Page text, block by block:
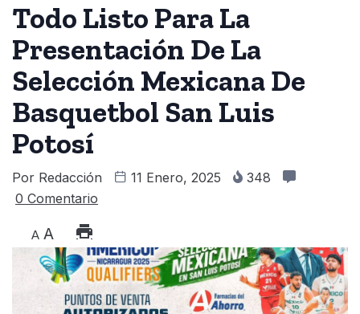
Todo Listo Para La
Presentación De La
Selección Mexicana De
Basquetbol San Luis
Potosí
Por Redacción 11 Enero, 2025
348
0 Comentario
A A